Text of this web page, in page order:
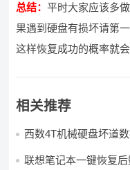
总结：平时大家应该多
果遇到硬盘有损坏请第
这样恢复成功的概率就
相关推荐
西数4T机械硬盘坏道
联想笔记本一键恢复